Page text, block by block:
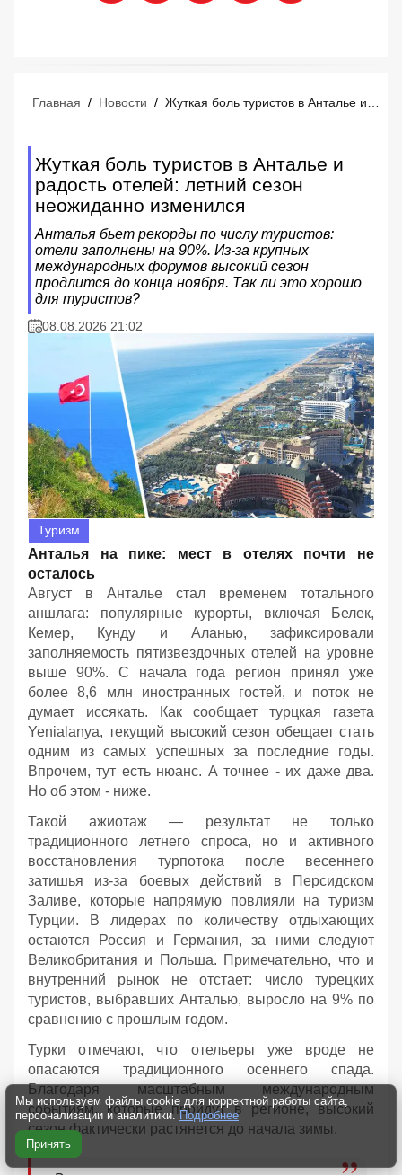
Главная / Новости /
Жуткая боль туристов в Анталье и
радость отелей: летний сезон
неожиданно изменился
Анталья бьет рекорды по числу туристов:
отели заполнены на 90%. Из-за крупных
международных форумов высокий сезон
продлится до конца ноября. Так ли это хорошо
для туристов?
08.08.2026 21:02
Туризм
Анталья на пике: мест в отелях почти не
осталось
Август в Анталье стал временем тотального
аншлага: популярные курорты, включая Белек,
Кемер, Кунду и Аланью, зафиксировали
заполняемость пятизвездочных отелей на уровне
выше 90%. С начала года регион принял уже
более 8,6 млн иностранных гостей, и поток не
думает иссякать. Как сообщает турцкая газета
Yenialanya, текущий высокий сезон обещает стать
одним из самых успешных за последние годы.
Впрочем, тут есть нюанс. А точнее - их даже два.
Но об этом - ниже.
Такой ажиотаж — результат не только
традиционного летнего спроса, но и активного
восстановления турпотока после весеннего
затишья из-за боевых действий в Персидском
Заливе, которые напрямую повлияли на туризм
Турции. В лидерах по количеству отдыхающих
остаются Россия и Германия, за ними следуют
Великобритания и Польша. Примечательно, что и
внутренний рынок не отстает: число турецких
туристов, выбравших Анталью, выросло на 9% по
сравнению с прошлым годом.
Турки отмечают, что отельеры уже вроде не
опасаются традиционного осеннего спада.
Благодаря масштабным международным
событиям, которые пройдут в регионе, высокий
сезон фактически растянется до начала зимы.
Мы используем файлы cookie для корректной работы сайта,
персонализации и аналитики. Подробнее
Принять